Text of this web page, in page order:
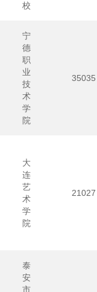
校
宁
德
职
业
技
术
学
院
35035
大
连
艺
术
学
院
21027
泰
安
市